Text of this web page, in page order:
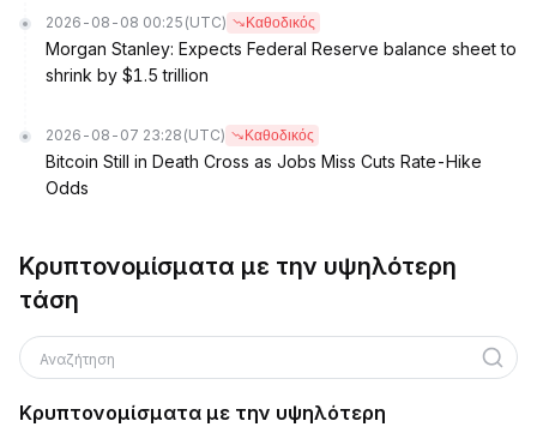
2026-08-08 00:25 (UTC) Καθοδικός
Morgan Stanley: Expects Federal Reserve balance sheet to
shrink by $1.5 trillion
2026-08-07 23:28 (UTC) Καθοδικός
Bitcoin Still in Death Cross as Jobs Miss Cuts Rate-Hike
Odds
Κρυπτονομίσματα με την υψηλότερη
τάση
Αναζήτηση
Κρυπτονομίσματα με την υψηλότερη